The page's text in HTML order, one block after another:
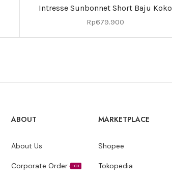
Intresse Sunbonnet Short Baju Koko
Rp679.900
ABOUT
About Us
Corporate Order HOT
MARKETPLACE
Shopee
Tokopedia